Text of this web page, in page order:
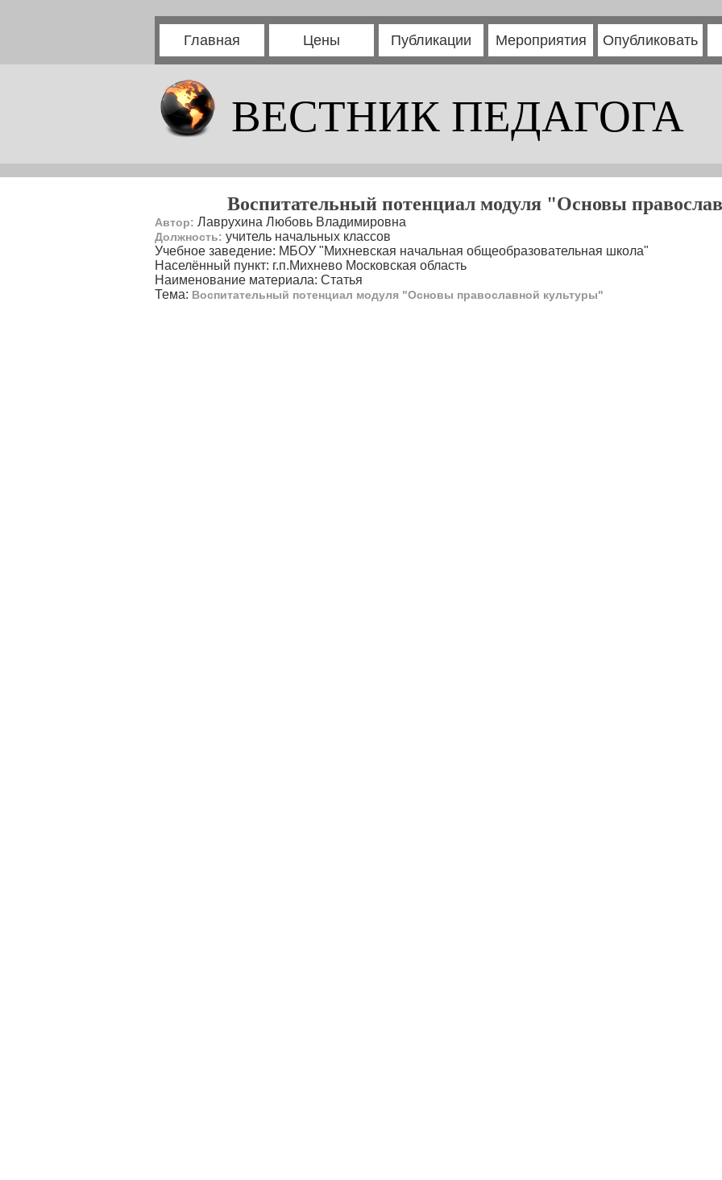
Главная Цены Публикации Мероприятия Опубликовать
ВЕСТНИК ПЕДАГОГА
Воспитательный потенциал модуля "Основы
Автор: Лаврухина Любовь Владимировна
Должность: учитель начальных классов
Учебное заведение: МБОУ "Михневская начальная общеобразовательная школа"
Населённый пункт: г.п.Михнево Московская область
Наименование материала: Статья
Тема: Воспитательный потенциал модуля "Основы православной культуры"